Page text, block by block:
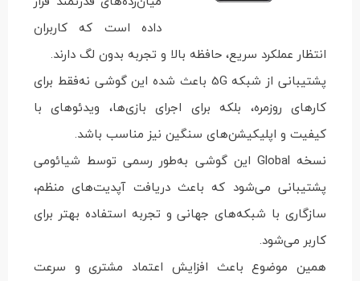
داده است که کاربران
انتظار عملکرد سریع، حافظه بالا و تجربه بدون لگ دارند.
پشتیبانی از شبکه 5G باعث شده این گوشی نه‌فقط برای
کارهای روزمره، بلکه برای اجرای بازی‌ها، ویدئوهای با
کیفیت و اپلیکیشن‌های سنگین نیز مناسب باشد.
نسخه Global این گوشی به‌طور رسمی توسط شیائومی
پشتیبانی می‌شود که باعث دریافت آپدیت‌های منظم،
سازگاری با شبکه‌های جهانی و تجربه استفاده بهتر برای
کاربر می‌شود.
همین موضوع باعث افزایش اعتماد مشتری و سرعت